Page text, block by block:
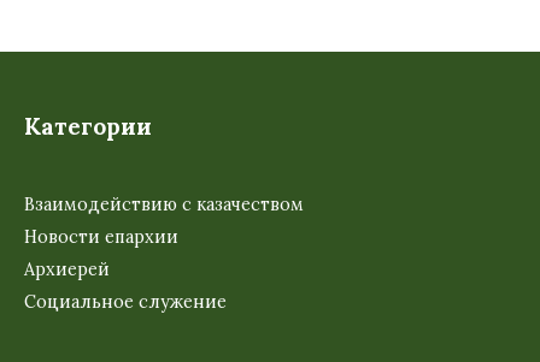
Категории
Взаимодействию с казачеством
Новости епархии
Архиерей
Социальное служение